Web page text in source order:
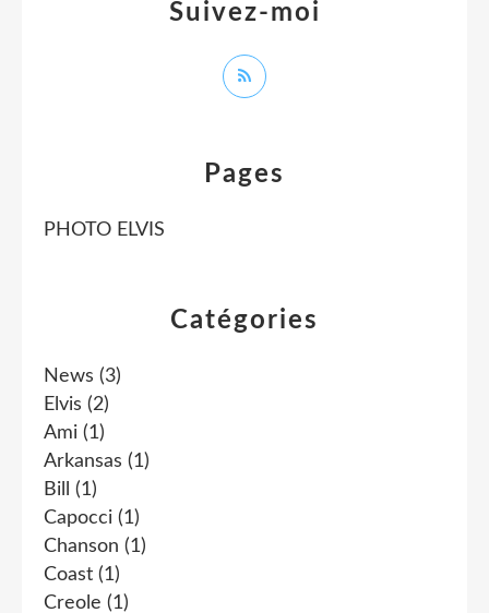
Catégories
News (3)
Elvis (2)
Ami (1)
Arkansas (1)
Bill
(1)
Capocci (1)
Chanson (1)
Coast (1)
Creole (1)
Pages
PHOTO ELVIS
Suivez-moi